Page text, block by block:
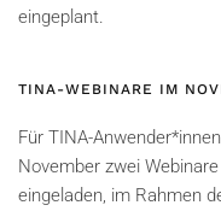
eingeplant.
TINA-WEBINARE IM
Für TINA-
November zwei
eingeladen, im Rahmen